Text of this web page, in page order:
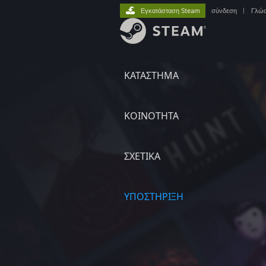
ΚΑΤΑΣΤΗΜΑ
ΚΟΙΝΟΤΗΤΑ
ΣΧΕΤΙΚΆ
ΥΠΟΣΤΗΡΙΞΗ
Εγκατάσταση Steam σύνδεση